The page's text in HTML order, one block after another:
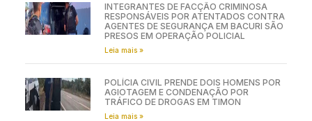
INTEGRANTES DE FACÇÃO CRIMINOSA
RESPONSÁVEIS POR ATENTADOS CONTRA
AGENTES DE SEGURANÇA EM BACURI SÃO
PRESOS EM OPERAÇÃO POLICIAL
Leia mais »
POLÍCIA CIVIL PRENDE DOIS HOMENS POR
AGIOTAGEM E CONDENAÇÃO POR
TRÁFICO DE DROGAS EM TIMON
Leia mais »